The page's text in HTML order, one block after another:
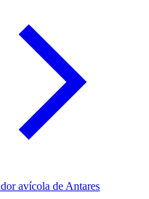
avícola de Antares